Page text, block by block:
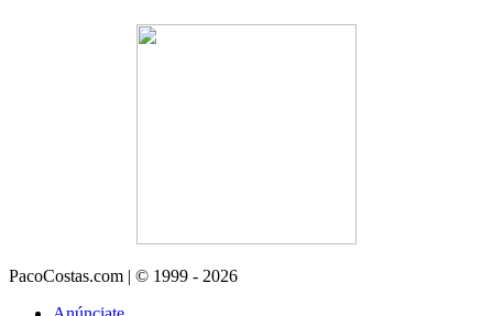
PacoCostas.com | © 1999 - 2026